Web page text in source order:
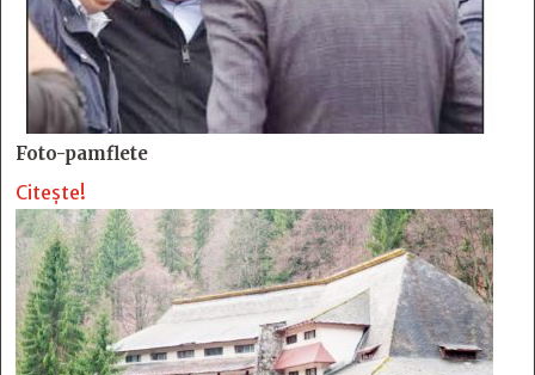
Foto-pamflete
Citește!